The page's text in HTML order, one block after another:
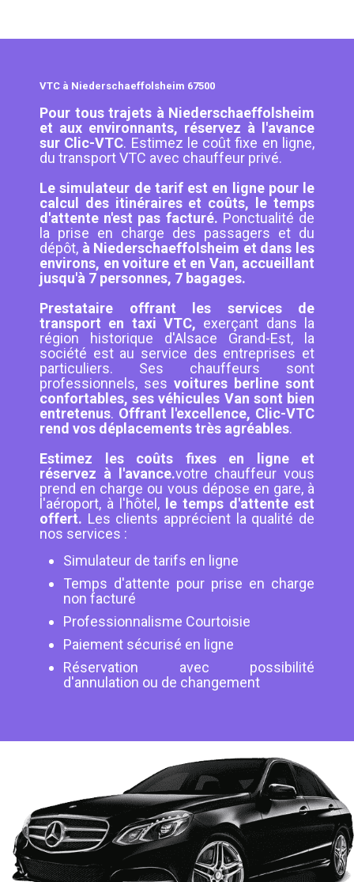
VTC à Niederschaeffolsheim 67500
Pour tous trajets à Niederschaeffolsheim
et aux environnants, réservez à l'avance
sur Clic-VTC. Estimez le coût fixe en ligne,
du transport VTC avec chauffeur privé.
Le simulateur de tarif est en ligne pour le
calcul des itinéraires et coûts, le temps
d'attente n'est pas facturé. Ponctualité de
la prise en charge des passagers et du
dépôt, à Niederschaeffolsheim et dans les
environs, en voiture et en Van, accueillant
jusqu'à 7 personnes, 7 bagages.
Prestataire offrant les services de
transport en taxi VTC, exerçant dans la
région historique d'Alsace Grand-Est, la
société est au service des entreprises et
particuliers. Ses chauffeurs sont
professionnels, ses voitures berline sont
confortables, ses véhicules Van sont bien
entretenus. Offrant l'excellence, Clic-VTC
rend vos déplacements très agréables.
Estimez les coûts fixes en ligne et
réservez à l'avance.votre chauffeur vous
prend en charge ou vous dépose en gare, à
l'aéroport, à l'hôtel,
le temps d'attente est
offert. Les clients apprécient la qualité de
nos services :
Simulateur de tarifs en ligne
Temps d'attente pour prise en charge
non facturé
Professionnalisme Courtoisie
Paiement sécurisé en ligne
Réservation avec possibilité
d'annulation ou de changement